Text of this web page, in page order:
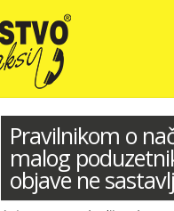
Pravilnikom o
malog
objave ne